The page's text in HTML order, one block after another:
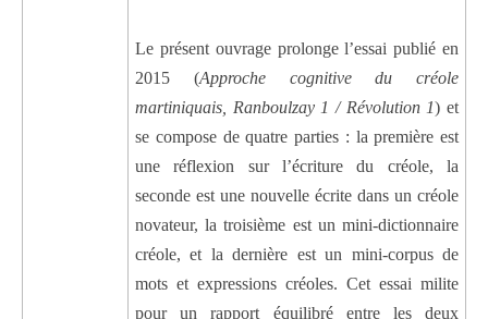
Le présent ouvrage prolonge l’essai publié en
2015 (Approche cognitive du créole
martiniquais, Ranboulzay 1 / Révolution 1) et
se compose de quatre parties : la première est
une réflexion sur l’écriture du créole, la
seconde est une nouvelle écrite dans un créole
novateur, la troisième est un mini-dictionnaire
créole, et la dernière est un mini-corpus de
mots et expressions créoles. Cet essai milite
pour un rapport équilibré entre les deux